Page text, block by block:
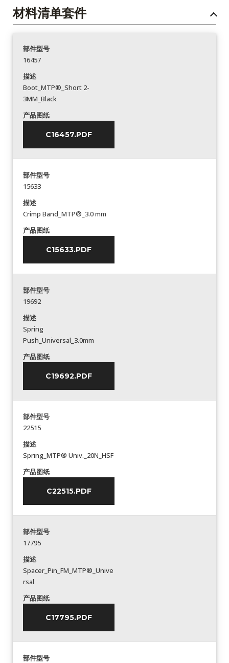
材料清单套件
部件型号
16457
描述
Boot_MTP®_Short 2-
3MM_Black
产品图纸
C16457.PDF
部件型号
15633
描述
Crimp Band_MTP®_3.0 mm
产品图纸
C15633.PDF
部件型号
19692
描述
Spring
Push_Universal_3.0mm
产品图纸
C19692.PDF
部件型号
22515
描述
Spring_MTP® Univ._20N_HSF
产品图纸
C22515.PDF
部件型号
17795
描述
Spacer_Pin_FM_MTP®_Unive
rsal
产品图纸
C17795.PDF
部件型号